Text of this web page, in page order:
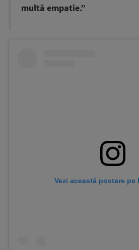
multă empatie.”
Vezi această postare pe